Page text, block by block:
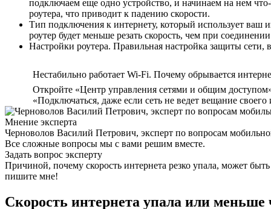
подключаем еще одно устройство, и начинаем на нем
роутера, что приводит к падению скорости.
Тип подключения к интернету, который использует ваш
роутер будет меньше резать скорость, чем при
Настройки роутера. Правильная настройка защиты
Нестабильно работает Wi-Fi. Почему обрывается
Откройте «Центр управления сетями и общим
«Подключаться, даже если сеть не ведет вещание
Мнение эксперта
Черноволов Василий Петрович, эксперт по вопросам
Все сложные вопросы мы с вами решим вместе.
Задать вопрос эксперту
Причиной, почему скорость интернета резко упала, может
пишите мне!
Скорость интернета упала или